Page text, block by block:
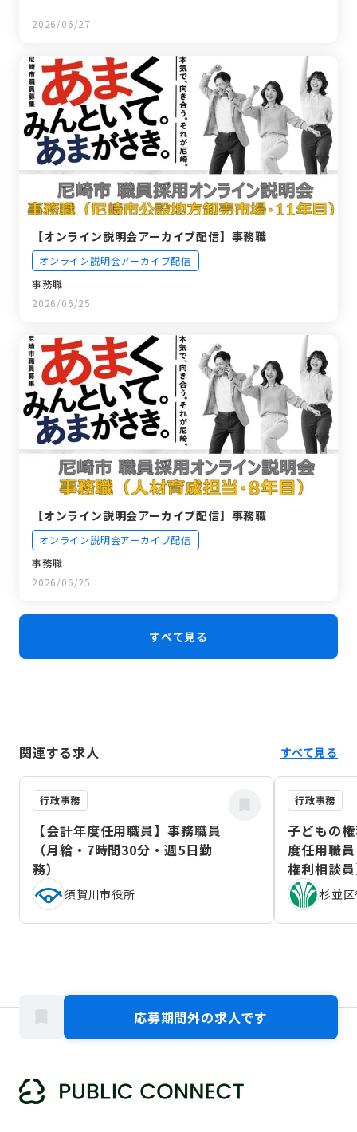
2026/06/27
【オンライン説明会アーカイブ配信】事務職
オンライン説明会アーカイブ配信
事務職
2026/06/25
【オンライン説明会アーカイブ配信】事務職
オンライン説明会アーカイブ配信
事務職
2026/06/25
すべて見る
関連する求人 すべて見る
行政事務
【会計年度任用職員】事務職員
（月給・7時間30分・週5日勤
務）
須賀川市役所
行政事務
子どもの
度任用職
権利相談
（2026年
杉並
応募期間外の求人です